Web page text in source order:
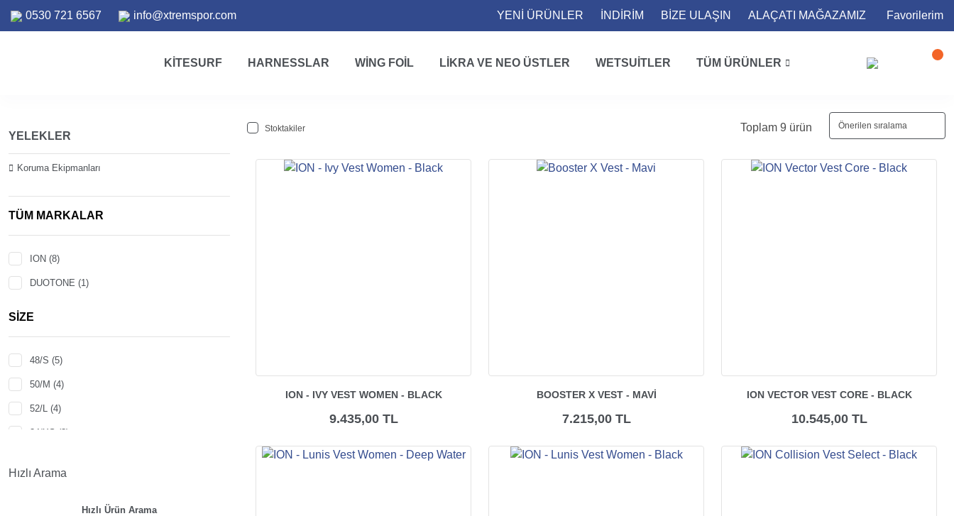
0530 721 6567 info@xtremspor.com YENİ ÜRÜNLER İNDİRİM BİZE ULAŞIN ALAÇATI MAĞAZAMIZ Favorilerim
KITESURF HARNESSLAR WING FOIL LIKRA VE NEO ÜSTLER WETSUITLER TÜM ÜRÜNLER
YELEKLER
Koruma Ekipmanları
TÜM MARKALAR
ION (8)
DUOTONE (1)
SIZE
48/S (5)
50/M (4)
52/L (4)
34/XS (3)
Hızlı Arama
Hızlı Ürün Arama
Stoktakiler Toplam 9 ürün
ION - IVY VEST WOMEN - BLACK
9.435,00 TL
BOOSTER X VEST - MAVI
7.215,00 TL
ION VECTOR VEST CORE - BLACK
10.545,00 TL